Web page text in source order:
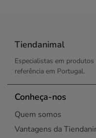
Tiendanimal
Especialistas em
referência em Portugal.
Conheça-nos
Quem somos
Vantagens da